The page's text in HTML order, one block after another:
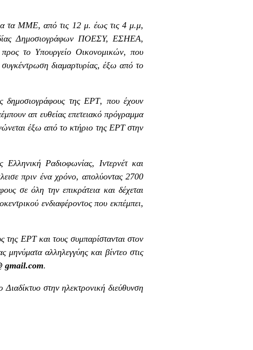
τα ΜΜΕ, από τις 12 μ. έως τις 4 μ.μ,
Δημοσιογράφων ΠΟΕΣΥ, ΕΣΗΕΑ,
το Υπουργείο Οικονομικών, που
διαμαρτυρίας, έξω από το
δημοσιογράφους της ΕΡΤ, που έχουν
απ ευθείας επετειακό πρόγραμμα
έξω από το κτήριο της ΕΡΤ στην
Ραδιοφωνίας, Ιντερνέτ και
πριν ένα χρόνο, απολύοντας 2700
σε όλη την επικράτεια και δέχεται
ενδιαφέροντος που εκπέμπει,
ΕΡΤ και τους συμπαρίστανται στον
μηνύματα αλληλεγγύης και βίντεο στις
gmail.com.
στην ηλεκτρονική διεύθυνση